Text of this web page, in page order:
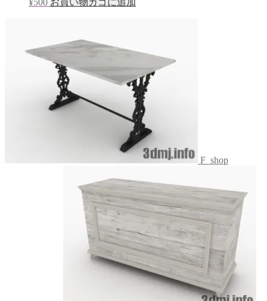
¥500 お買い物カゴに追加
F_shop